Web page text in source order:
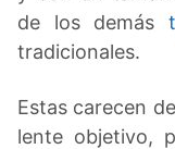
de los demás
tradicionales.
Estas carecen
lente objetivo,